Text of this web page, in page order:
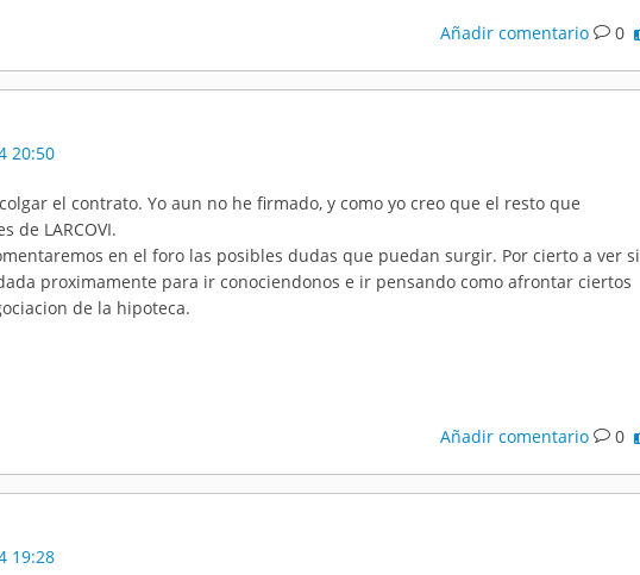
Añadir comentario 0
20:50
el contrato. Yo aun no he firmado, y como yo creo que el resto que
de LARCOVI.
en el foro las posibles dudas que puedan surgir. Por cierto a ver si
proximamente para ir conociendonos e ir pensando como afrontar ciertos
de la hipoteca.
Añadir comentario 0
19:28